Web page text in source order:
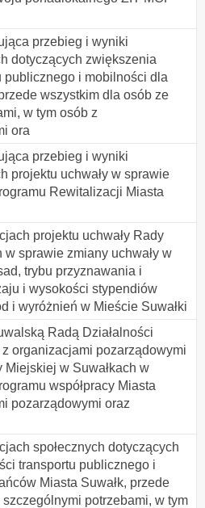
przebieg i wyniki
dotyczących zwiększenia
publicznego i mobilności dla
wszystkim dla osób ze
w tym osób z
ora
przebieg i wyniki
projektu uchwały w sprawie
Rewitalizacji Miasta
projektu uchwały Rady
w sprawie zmiany uchwały w
trybu przyznawania i
i wysokości stypendiów
i wyróżnień w Mieście Suwałki
Radą Działalności
organizacjami pozarządowymi
Miejskiej w Suwałkach w
współpracy Miasta
pozarządowymi oraz
społecznych dotyczących
transportu publicznego i
Miasta Suwałk, przede
potrzebami, w tym